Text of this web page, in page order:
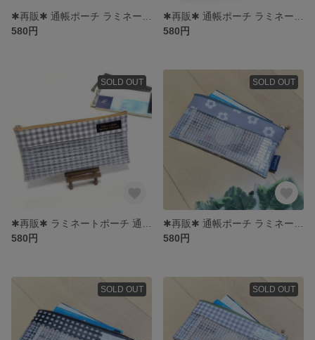
580円
580円
SOLD OUT
580円
SOLD OUT
580円
SOLD OUT SOLD OUT